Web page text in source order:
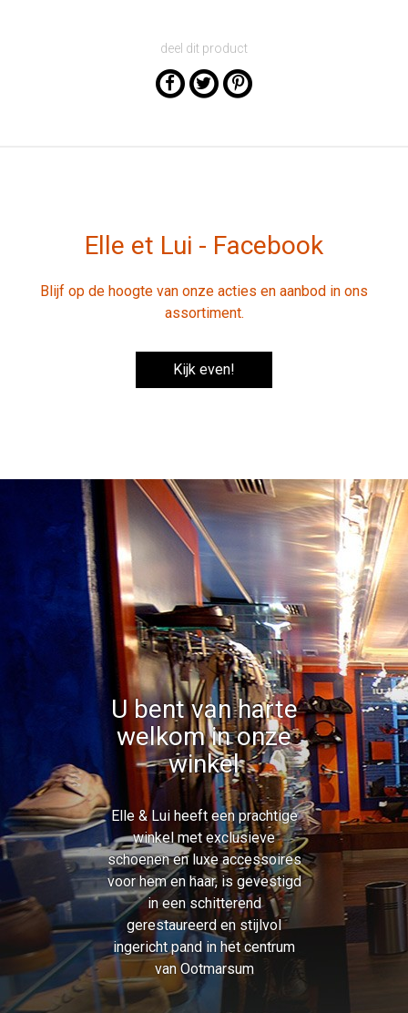
deel dit product
Elle et Lui - Facebook
Blijf op de hoogte van onze acties en aanbod in ons
assortiment.
Kijk even!
U bent van harte
welkom in onze
winkel
Elle & Lui heeft een prachtige
winkel met exclusieve
schoenen en luxe accessoires
voor hem en haar, is gevestigd
in een schitterend
gerestaureerd en stijlvol
ingericht pand in het centrum
van Ootmarsum